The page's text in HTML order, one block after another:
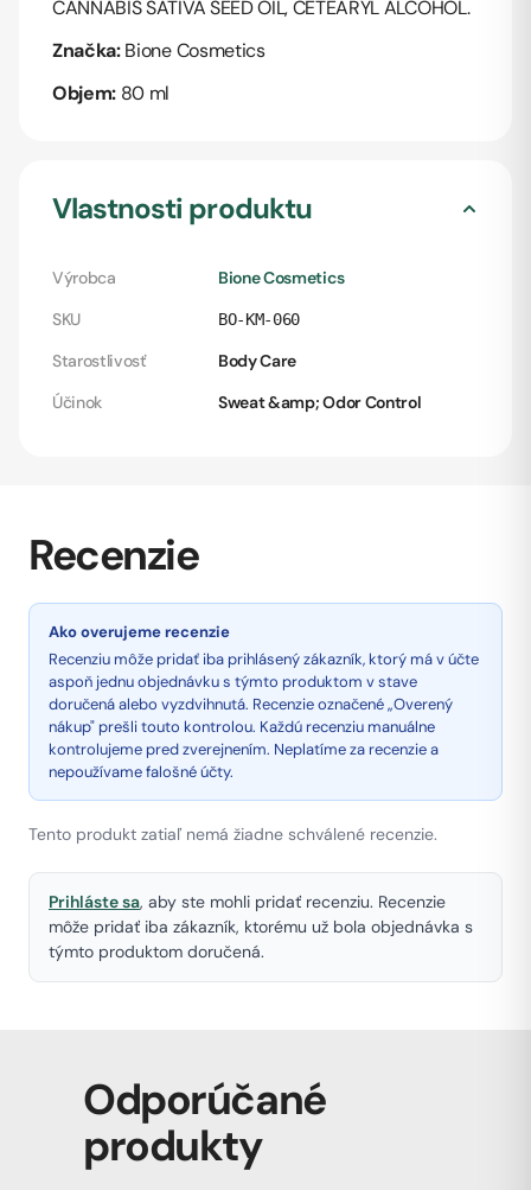
CANNABIS SATIVA SEED OIL, CETEARYL ALCOHOL.
Značka:Bione Cosmetics
Objem: 80 ml
Vlastnosti produktu
Výrobca
Bione Cosmetics
SKU
BO-KM-060
Starostlivosť
Body Care
Účinok
Sweat &amp; Odor Control
Recenzie
Ako overujeme recenzie
Recenziu môže pridať iba prihlásený zákazník, ktorý má v účte
aspoň jednu objednávku s týmto produktom v stave
doručená alebo vyzdvihnutá. Recenzie označené „Overený
nákup" prešli touto kontrolou. Každú recenziu manuálne
kontrolujeme pred zverejnením. Neplatíme za recenzie a
nepoužívame falošné účty.
Tento produkt zatiaľ nemá žiadne schválené recenzie.
Prihláste sa, aby ste mohli pridať recenziu. Recenzie
môže pridať iba zákazník, ktorému už bola objednávka s
týmto produktom doručená.
Odporúčané
produkty